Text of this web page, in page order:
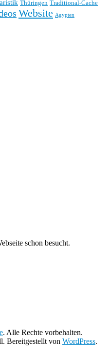
Thüringen Traditional-Cache
Website Ägypten
schon besucht.
. Alle Rechte vorbehalten.
Bereitgestellt von WordPress.